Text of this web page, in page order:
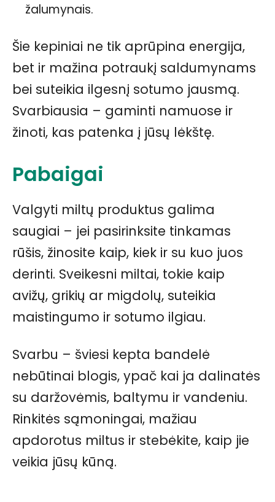
žalumynais.
Šie kepiniai ne tik aprūpina energija,
bet ir mažina potraukį saldumynams
bei suteikia ilgesnį sotumo jausmą.
Svarbiausia – gaminti namuose ir
žinoti, kas patenka į jūsų lėkštę.
Pabaigai
Valgyti miltų produktus galima
saugiai – jei pasirinksite tinkamas
rūšis, žinosite kaip, kiek ir su kuo juos
derinti. Sveikesni miltai, tokie kaip
avižų, grikių ar migdolų, suteikia
maistingumo ir sotumo ilgiau.
Svarbu – šviesi kepta bandelė
nebūtinai blogis, ypač kai ja dalinatės
su daržovėmis, baltymu ir vandeniu.
Rinkitės sąmoningai, mažiau
apdorotus miltus ir stebėkite, kaip jie
veikia jūsų kūną.